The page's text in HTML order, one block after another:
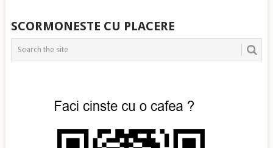
SCORMONESTE CU PLACERE